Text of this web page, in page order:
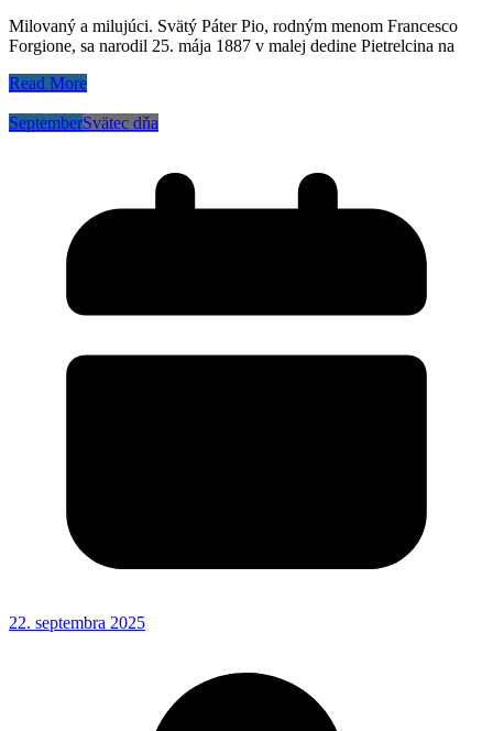
Milovaný a milujúci. Svätý Páter Pio, rodným menom Francesco
Forgione, sa narodil 25. mája 1887 v malej dedine Pietrelcina na
Read More
SeptemberSvätec dňa
22. septembra 2025